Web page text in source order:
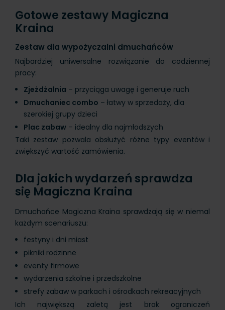
Gotowe zestawy Magiczna
Kraina
Zestaw dla wypożyczalni dmuchańców
Najbardziej uniwersalne rozwiązanie do codziennej
pracy:
Zjeżdżalnia – przyciąga uwagę i generuje ruch
Dmuchaniec combo – łatwy w sprzedaży, dla
szerokiej grupy dzieci
Plac zabaw– idealny dla najmłodszych
Taki zestaw pozwala obsłużyć różne typy eventów i
zwiększyć wartość zamówienia.
Dla jakich wydarzeń sprawdza
się Magiczna Kraina
Dmuchańce Magiczna Kraina sprawdzają się w niemal
każdym scenariuszu:
festyny i dni miast
pikniki rodzinne
eventy firmowe
wydarzenia szkolne i przedszkolne
strefy zabaw w parkach i ośrodkach rekreacyjnych
Ich największą zaletą jest brak ograniczeń